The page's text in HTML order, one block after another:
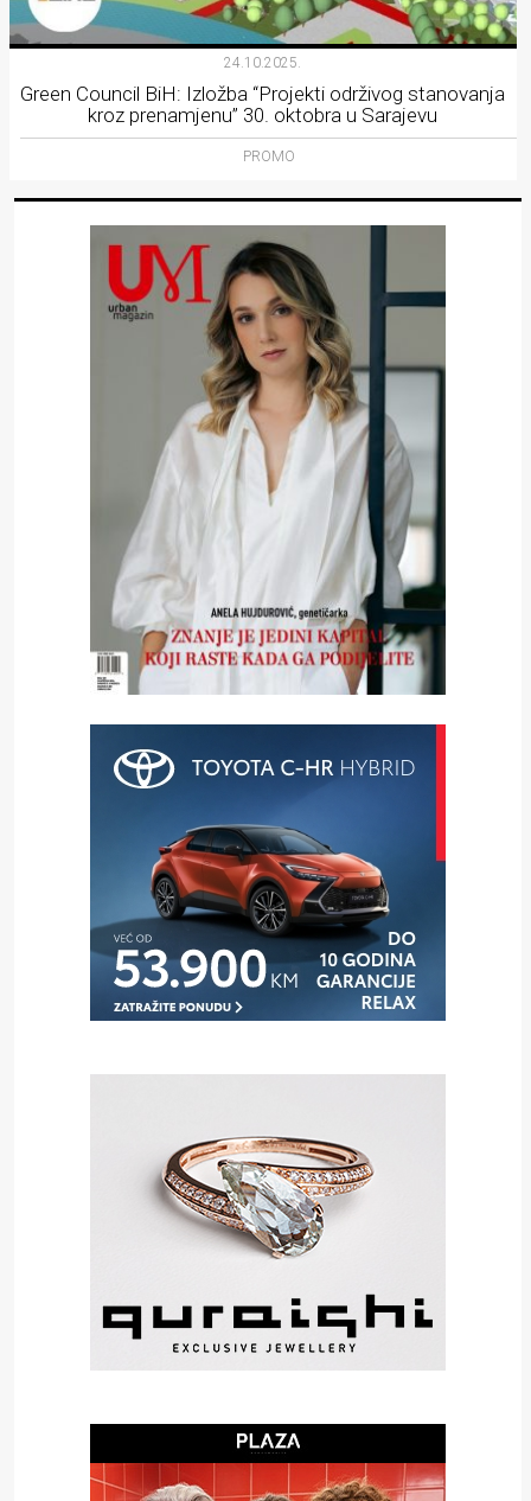
24.10.2025.
Green Council BiH: Izložba “Projekti održivog stanovanja
kroz prenamjenu” 30. oktobra u Sarajevu
PROMO